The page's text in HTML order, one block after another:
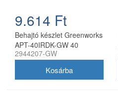
9.614 Ft
Behajtó készlet Greenworks
APT-40IRDK-GW 40
darabos
2944207-GW